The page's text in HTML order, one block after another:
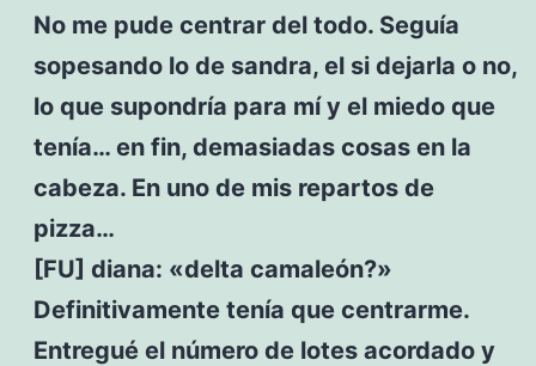
No me pude centrar del todo. Seguía
sopesando lo de sandra, el si dejarla o no,
lo que supondría para mí y el miedo que
tenía… en fin, demasiadas cosas en la
cabeza. En uno de mis repartos de
pizza…
[FU] diana: «delta camaleón?»
Definitivamente tenía que centrarme.
Entregué el número de lotes acordado y